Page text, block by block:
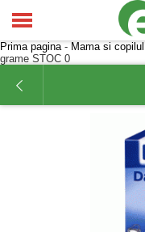
Prima pagina- Mama si copilul
grame STOC 0